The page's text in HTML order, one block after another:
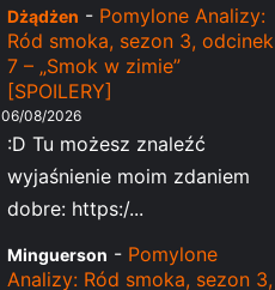
Dżądżen - Pomylone Analizy:
Ród smoka, sezon 3, odcinek
7 – „Smok w zimie”
[SPOILERY]
06/08/2026
:D Tu możesz znaleźć
wyjaśnienie moim zdaniem
dobre: https:/...
Minguerson - Pomylone
Analizy: Ród smoka, sezon 3,